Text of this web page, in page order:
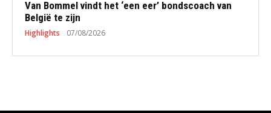
Van Bommel vindt het ‘een eer’ bondscoach van
België te zijn
Highlights 07/08/2026